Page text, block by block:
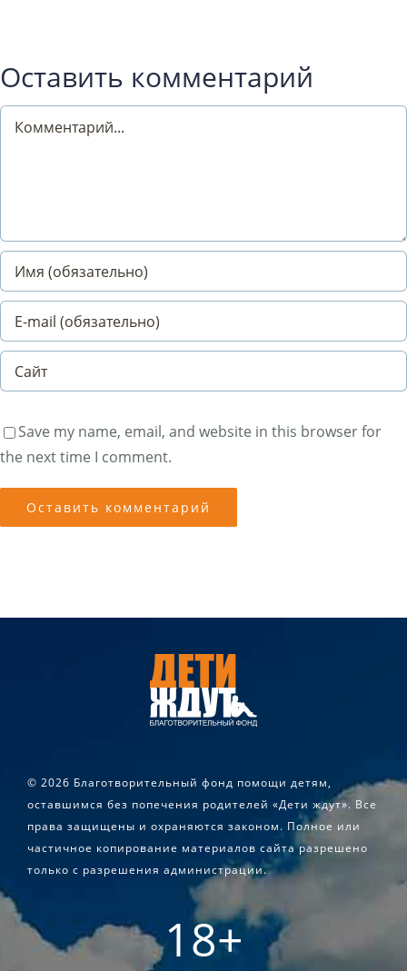
Оставить комментарий
Comment
Save my name, email, and website in this browser for
the next time I comment.
© 2026 Благотворительный фонд помощи детям,
оставшимся без попечения родителей «Дети ждут». Все
права защищены и охраняются законом. Полное или
частичное копирование материалов сайта разрешено
только с разрешения администрации.
18+